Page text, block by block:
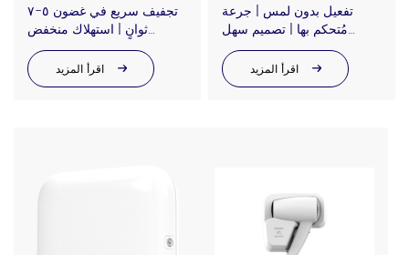
تجفيف سريع في غضون ٥-٧
ثوانٍ | استهلاك منخفض
للطاقة | تشغيل هادئ | حاصل
على شهادة CE وRoHS
اقرأ المزيد
تفعيل بدون لمس | جرعة
مُتحكم بها | تصميم سهل
لإعادة التعبئة | فوهة مانعة
للتنقيطاقرأ المزيد